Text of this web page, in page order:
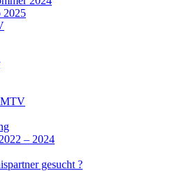
2025
MTV
– 2024
gesucht ?